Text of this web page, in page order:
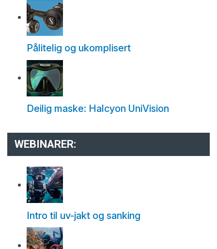
Pålitelig og ukomplisert
Deilig maske: Halcyon UniVision
WEBINARER:
Intro til uv-jakt og sanking